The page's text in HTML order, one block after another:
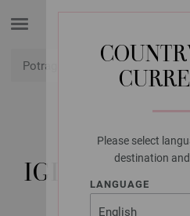
Please select
destination
LANGUAGE
LANA
IGLA ZA